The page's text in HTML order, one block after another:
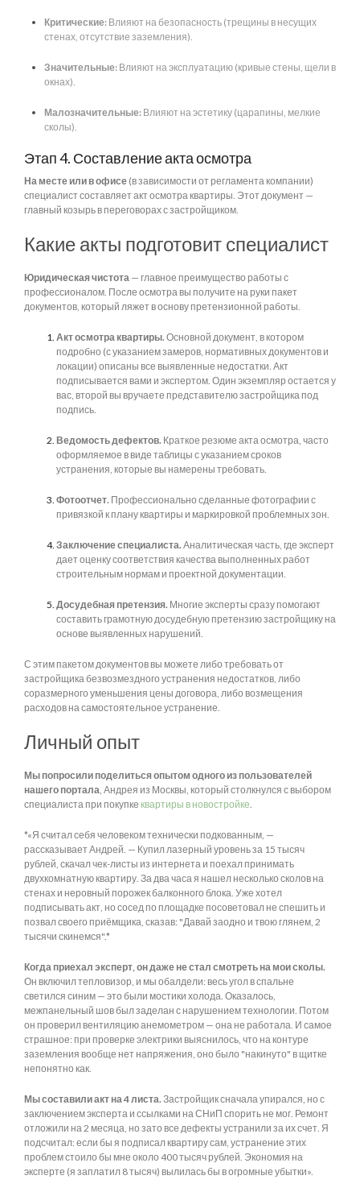
Критические: Влияют на безопасность (трещины в несущих
стенах, отсутствие заземления).
Значительные: Влияют на эксплуатацию (кривые стены, щели в
окнах).
Малозначительные: Влияют на эстетику (царапины, мелкие
сколы).
Этап 4. Составление акта осмотра
На месте или в офисе (в зависимости от регламента компании)
специалист составляет акт осмотра квартиры. Этот документ —
главный козырь в переговорах с застройщиком.
Какие акты подготовит специалист
Юридическая чистота — главное преимущество работы с
профессионалом. После осмотра вы получите на руки пакет
документов, который ляжет в основу претензионной работы.
Акт осмотра квартиры. Основной документ, в котором
подробно (с указанием замеров, нормативных документов и
локации) описаны все выявленные недостатки. Акт
подписывается вами и экспертом. Один экземпляр остается у
вас, второй вы вручаете представителю застройщика под
подпись.
Ведомость дефектов. Краткое резюме акта осмотра, часто
оформляемое в виде таблицы с указанием сроков
устранения, которые вы намерены требовать.
Фотоотчет. Профессионально сделанные фотографии с
привязкой к плану квартиры и маркировкой проблемных зон.
Заключение специалиста. Аналитическая часть, где эксперт
дает оценку соответствия качества выполненных работ
строительным нормам и проектной документации.
Досудебная претензия. Многие эксперты сразу помогают
составить грамотную досудебную претензию застройщику на
основе выявленных нарушений.
С этим пакетом документов вы можете либо требовать от
застройщика безвозмездного устранения недостатков, либо
соразмерного уменьшения цены договора, либо возмещения
расходов на самостоятельное устранение.
Личный опыт
Мы попросили поделиться опытом одного из пользователей
нашего портала, Андрея из Москвы, который столкнулся с выбором
специалиста при покупке квартиры в новостройке.
*«Я считал себя человеком технически подкованным, —
рассказывает Андрей. — Купил лазерный уровень за 15 тысяч
рублей, скачал чек-листы из интернета и поехал принимать
двухкомнатную квартиру. За два часа я нашел несколько сколов на
стенах и неровный порожек балконного блока. Уже хотел
подписывать акт, но сосед по площадке посоветовал не спешить и
позвал своего приёмщика, сказав: "Давай заодно и твою глянем, 2
тысячи скинемся".*
Когда приехал эксперт, он даже не стал смотреть на мои сколы.
Он включил тепловизор, и мы обалдели: весь угол в спальне
светился синим — это были мостики холода. Оказалось,
межпанельный шов был заделан с нарушением технологии. Потом
он проверил вентиляцию анемометром — она не работала. И самое
страшное: при проверке электрики выяснилось, что на контуре
заземления вообще нет напряжения, оно было "накинуто" в щитке
непонятно как.
Мы составили акт на 4 листа. Застройщик сначала упирался, но с
заключением эксперта и ссылками на СНиП спорить не мог. Ремонт
отложили на 2 месяца, но зато все дефекты устранили за их счет. Я
подсчитал: если бы я подписал квартиру сам, устранение этих
проблем стоило бы мне около 400 тысяч рублей. Экономия на
эксперте (я заплатил 8 тысяч) вылилась бы в огромные убытки».